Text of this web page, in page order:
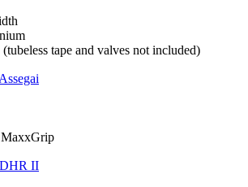
(tubeless tape and valves not included)
II